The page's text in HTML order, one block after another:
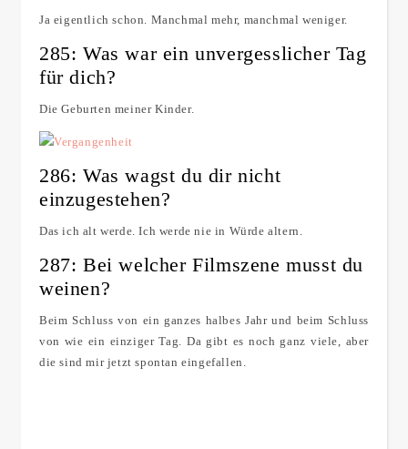
Ja eigentlich schon. Manchmal mehr, manchmal weniger.
285: Was war ein unvergesslicher Tag
für dich?
Die Geburten meiner Kinder.
286: Was wagst du dir nicht
einzugestehen?
Das ich alt werde. Ich werde nie in Würde altern.
287: Bei welcher Filmszene musst du
weinen?
Beim Schluss von ein ganzes halbes Jahr und beim Schluss
von wie ein einziger Tag. Da gibt es noch ganz viele, aber
die sind mir jetzt spontan eingefallen.